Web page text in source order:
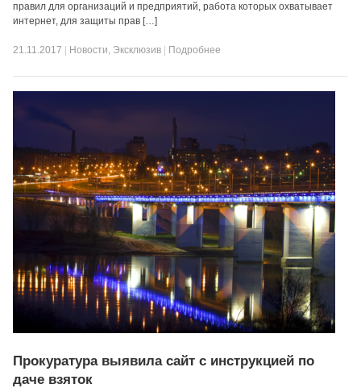
правил для организаций и предприятий, работа которых охватывает
интернет, для защиты прав […]
21.11.2017 Новости, Эксклюзив Подробнее
Прокуратура выявила сайт с инструкцией по
даче взяток